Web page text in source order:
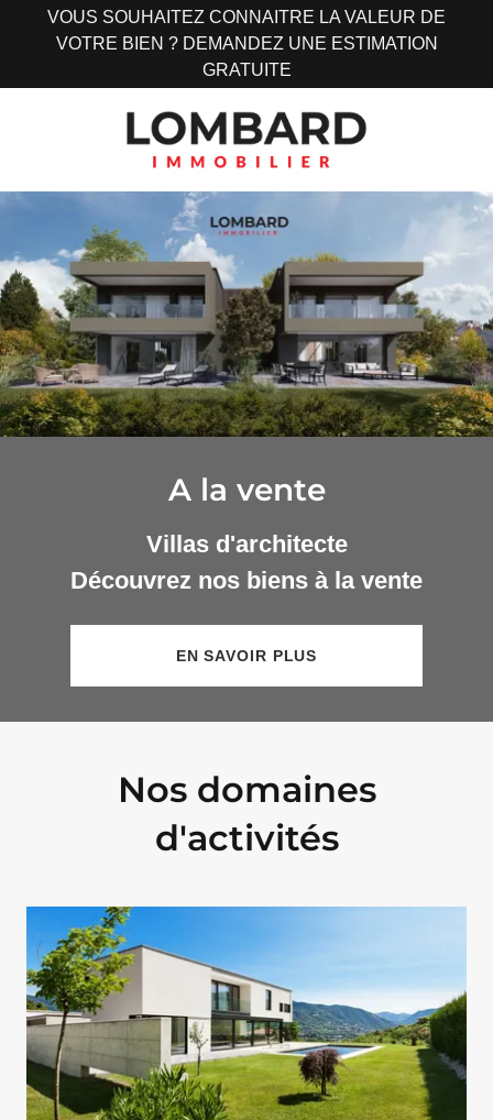
VOUS SOUHAITEZ CONNAITRE LA VALEUR DE
VOTRE BIEN ? DEMANDEZ UNE ESTIMATION
GRATUITE
A la vente
Villas d'architecte
Découvrez nos biens à la vente
EN SAVOIR PLUS
Nos domaines
d'activités